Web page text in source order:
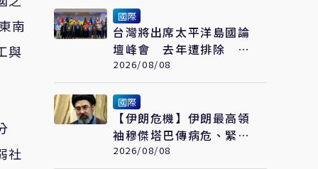
南
與
社
國際
台灣將出席太平洋島國論
壇峰會 去年遭排除 今
年重返
2026/08/08
國際
【伊朗危機】伊朗最高領
袖穆傑塔巴傳病危、緊急
送醫 官方未證實
2026/08/08